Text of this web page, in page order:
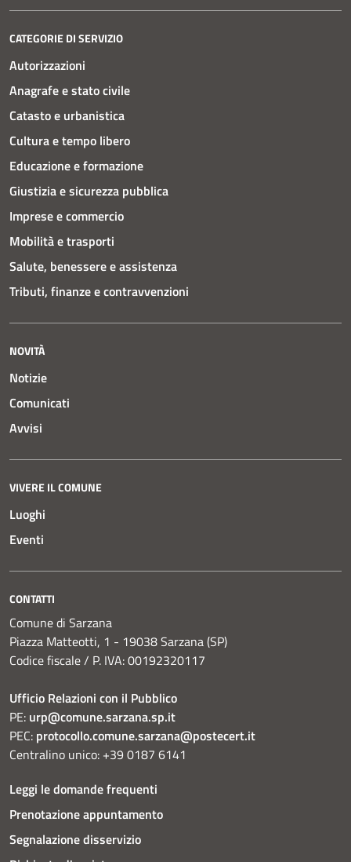
CATEGORIE DI SERVIZIO
Autorizzazioni
Anagrafe e stato civile
Catasto e urbanistica
Cultura e tempo libero
Educazione e formazione
Giustizia e sicurezza pubblica
Imprese e commercio
Mobilità e trasporti
Salute, benessere e assistenza
Tributi, finanze e contravvenzioni
NOVITÀ
Notizie
Comunicati
Avvisi
VIVERE IL COMUNE
Luoghi
Eventi
CONTATTI
Comune di Sarzana
Piazza Matteotti, 1 - 19038 Sarzana (SP)
Codice fiscale / P. IVA: 00192320117
Ufficio Relazioni con il Pubblico
PE: urp@comune.sarzana.sp.it
PEC: protocollo.comune.sarzana@postecert.it
Centralino unico: +39 0187 6141
Leggi le domande frequenti
Prenotazione appuntamento
Segnalazione disservizio